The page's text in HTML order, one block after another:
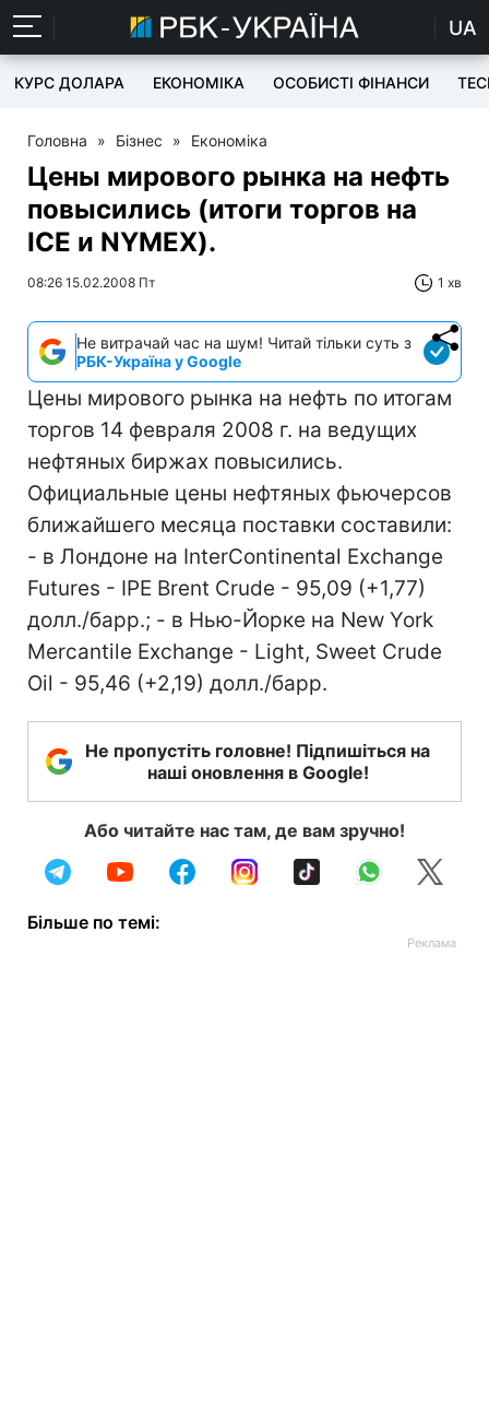
UA
КУРС ДОЛАРА ЕКОНОМІКА ОСОБИСТІ ФІНАНСИ
Головна » Бізнес » Економіка
Цены мирового рынка на нефть
повысились (итоги торгов на
ICE и NYMEX).
08:26 15.02.2008 Пт 1 хв
Не витрачай час на шум! Читай тільки суть з
РБК-Україна у Google
Цены мирового рынка на нефть по итогам
торгов 14 февраля 2008 г. на ведущих
нефтяных биржах повысились.
Официальные цены нефтяных фьючерсов
ближайшего месяца поставки составили:
- в Лондоне на InterContinental Exchange
Futures - IPE Brent Crude - 95,09 (+1,77)
долл./барр.; - в Нью-Йорке на New York
Mercantile Exchange - Light, Sweet Crude
Oil - 95,46 (+2,19) долл./барр.
Не пропустіть головне! Підпишіться на
наші оновлення в Google!
Або читайте нас там, де вам зручно!
Більше по темі: